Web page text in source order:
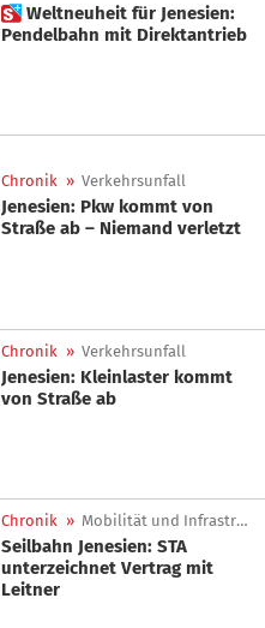
 Weltneuheit für Jenesien:
Pendelbahn mit Direktantrieb
Chronik » Verkehrsunfall
Jenesien: Pkw kommt von
Straße ab – Niemand verletzt
Chronik » Verkehrsunfall
Jenesien: Kleinlaster kommt
von Straße ab
Chronik » Mobilität und Infrastruktur
Seilbahn Jenesien: STA
unterzeichnet Vertrag mit
Leitner